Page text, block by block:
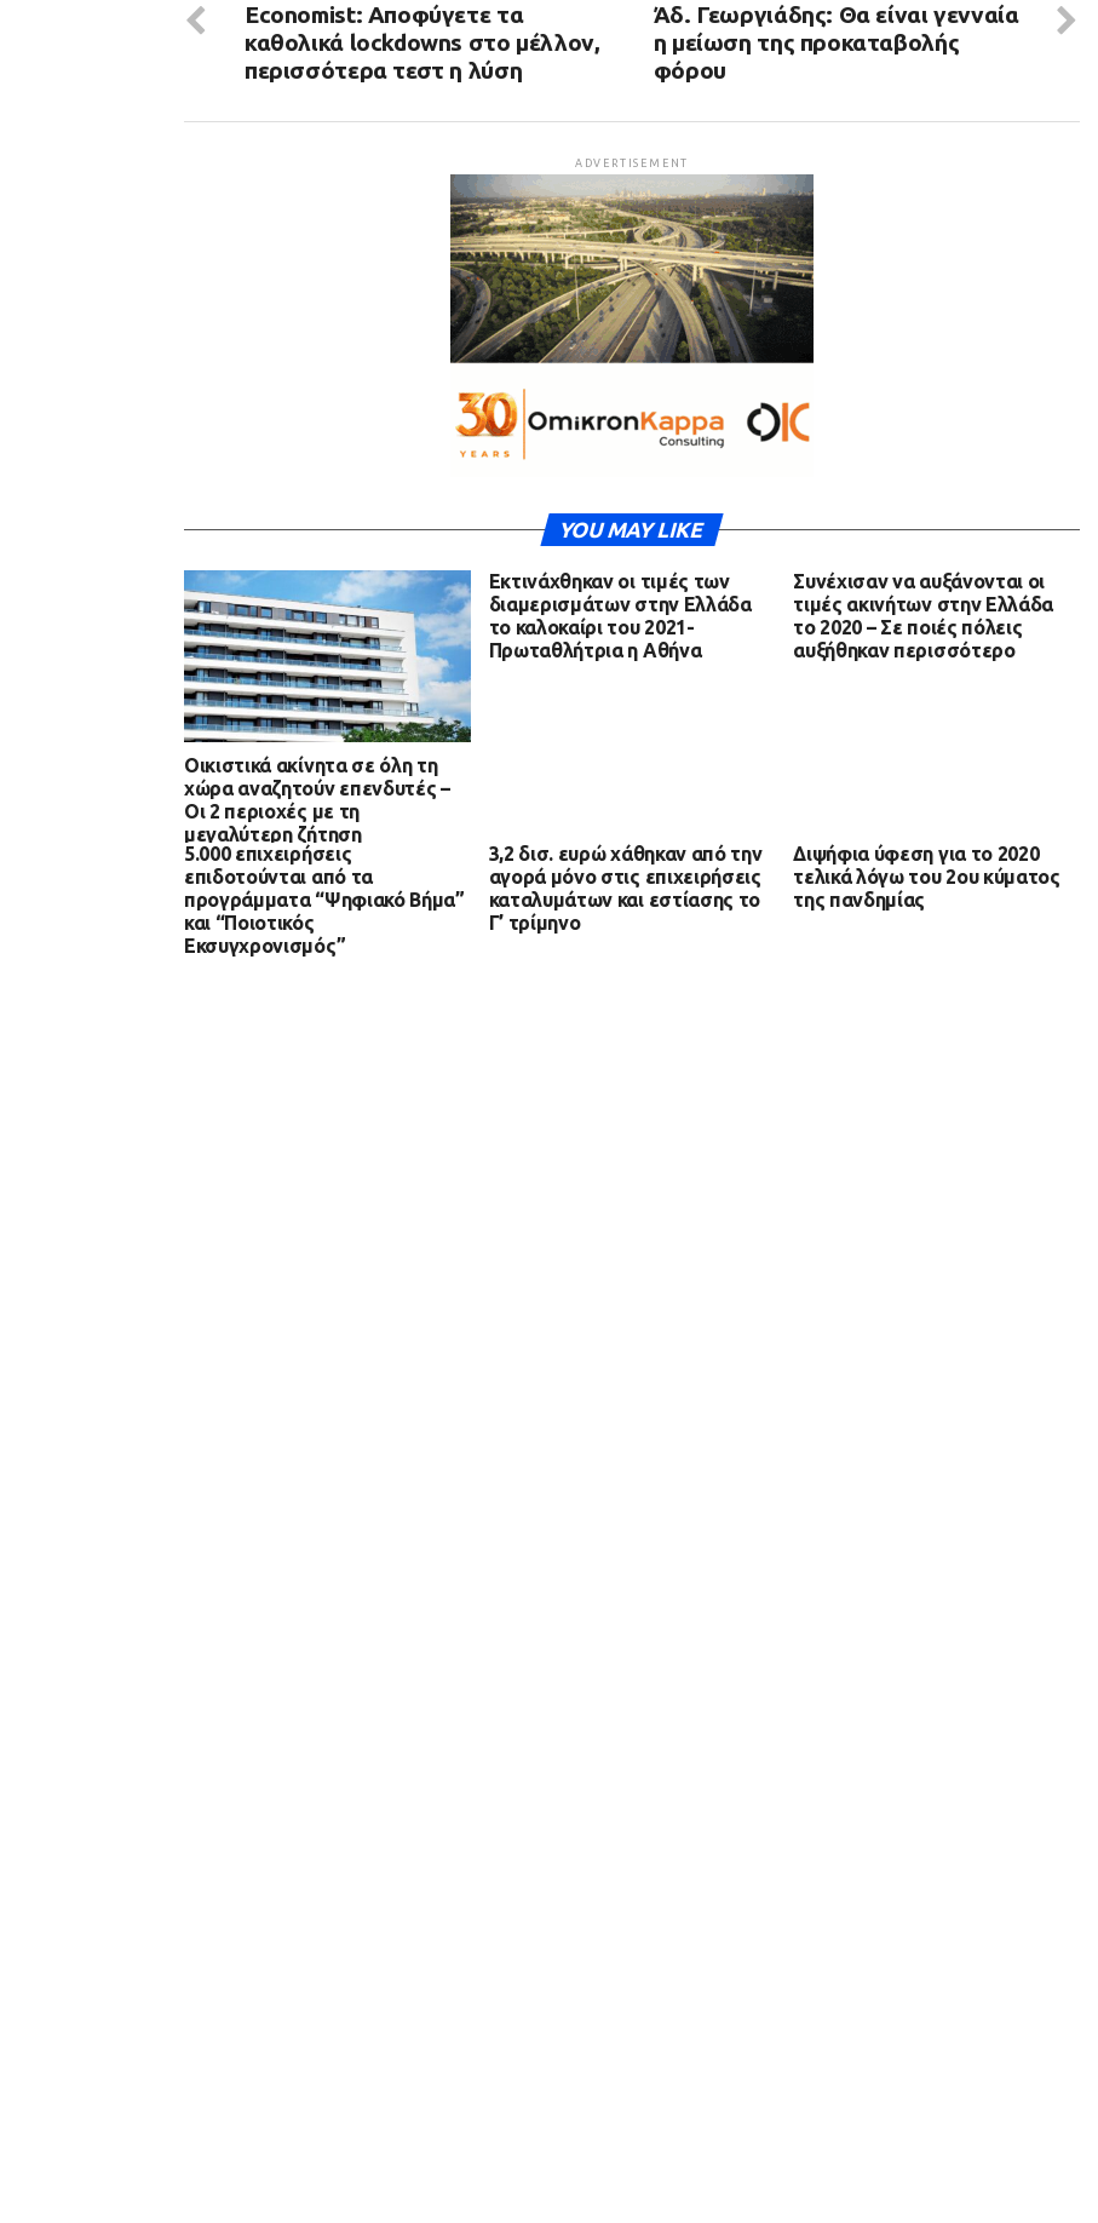
Άδ. Γεωργιάδης: Θα είναι γενναία
η μείωση της προκαταβολής
φόρου
Economist: Αποφύγετε τα
καθολικά lockdowns στο μέλλον,
περισσότερα τεστ η λύση
ADVERTISEMENT
YOU MAY LIKE
Οικιστικά ακίνητα σε όλη τη
χώρα αναζητούν επενδυτές –
Οι 2 περιοχές με τη
μεγαλύτερη ζήτηση
Εκτινάχθηκαν οι τιμές των
διαμερισμάτων στην Ελλάδα
το καλοκαίρι του 2021-
Πρωταθλήτρια η Αθήνα
Συνέχισαν να αυξάνονται οι
τιμές ακινήτων στην Ελλάδα
το 2020 – Σε ποιές πόλεις
αυξήθηκαν περισσότερο
5.000 επιχειρήσεις
επιδοτούνται από τα
προγράμματα “Ψηφιακό Βήμα”
και “Ποιοτικός
Εκσυγχρονισμός”
3,2 δισ. ευρώ χάθηκαν από την
αγορά μόνο στις επιχειρήσεις
καταλυμάτων και εστίασης το
Γ’ τρίμηνο
Διψήφια ύφεση για το 2020
τελικά λόγω του 2ου κύματος
της πανδημίας